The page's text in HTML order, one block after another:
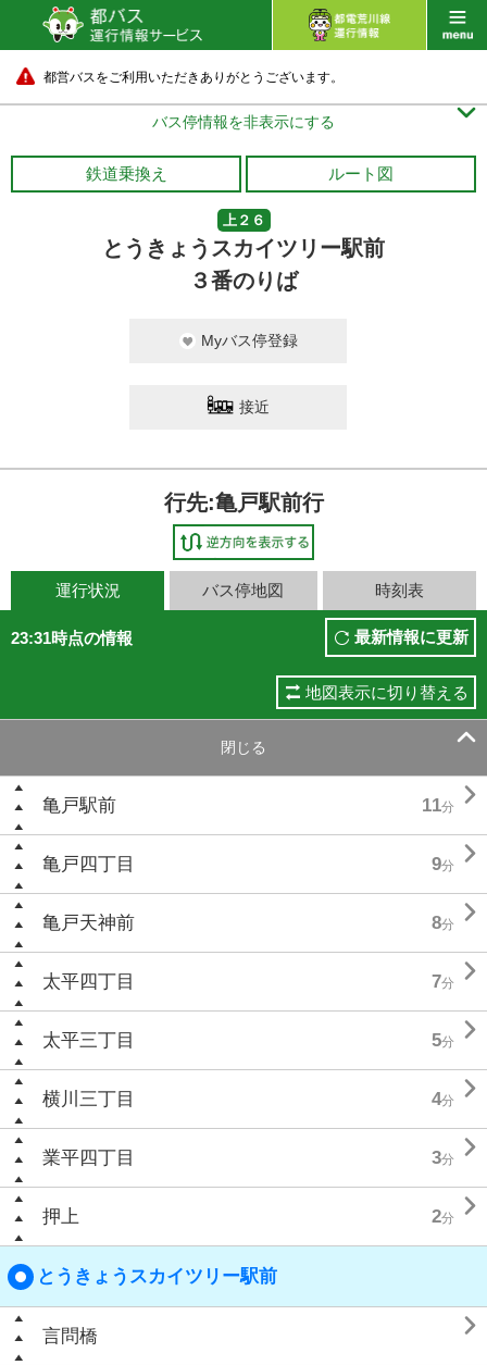
都営バスをご利用いただきありがとうございます。
バス停情報を非表示にする 
鉄道乗換え ルート図
上２６
とうきょうスカイツリー駅前
３番のりば
Myバス停登録
接近
行先:亀戸駅前行
運行状況 バス停地図 時刻表
23:31時点の情報 最新情報に更新
地図表示に切り替える
閉じる 
亀戸駅前 11分 
亀戸四丁目 9分 
亀戸天神前 8分 
太平四丁目 7分 
太平三丁目 5分 
横川三丁目 4分 
業平四丁目 3分 
押上 2分 
とうきょうスカイツリー駅前
言問橋 